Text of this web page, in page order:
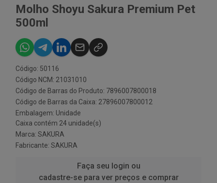
Molho Shoyu Sakura Premium Pet
500ml
Código: 50116
Código NCM: 21031010
Código de Barras do Produto: 7896007800018
Código de Barras da Caixa: 27896007800012
Embalagem: Unidade
Caixa contém 24 unidade(s)
Marca: SAKURA
Fabricante: SAKURA
Faça seu login ou
cadastre-se para ver preços e comprar